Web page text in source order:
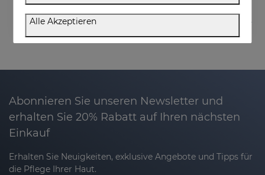
Abonnieren Sie unseren Newsletter und
erhalten Sie 20% Rabatt auf Ihren nächsten
Einkauf
Erhalten Sie Neuigkeiten, exklusive Angebote und Tipps für
die Pflege Ihrer Haut.
Alle Akzeptieren